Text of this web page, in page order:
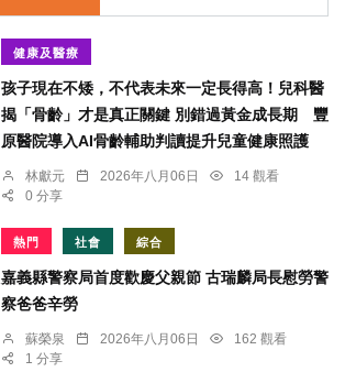
健康及醫療
孩子現在不矮，不代表未來一定長得高！兒科醫
揭「骨齡」才是真正關鍵 別錯過黃金成長期 豐
原醫院導入AI骨齡輔助判讀提升兒童健康照護
林獻元 2026年八月06日
14 觀看
0 分享
熱門 社會 綜合
嘉義縣警察局首度歡慶父親節 古瑞麟局長慰勞警
察爸爸辛勞
蘇榮泉 2026年八月06日
162 觀看
1 分享